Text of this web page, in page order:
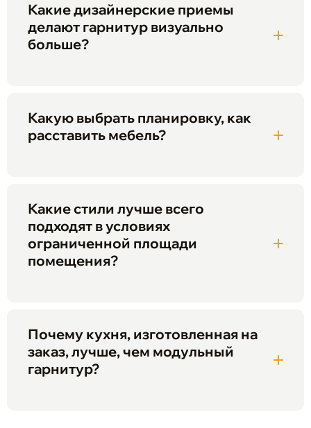
Какие дизайнерские приемы
делают гарнитур визуально
больше?
Какую выбрать планировку, как
расставить мебель?
Какие стили лучше всего
подходят в условиях
ограниченной площади
помещения?
Почему кухня, изготовленная на
заказ, лучше, чем модульный
гарнитур?